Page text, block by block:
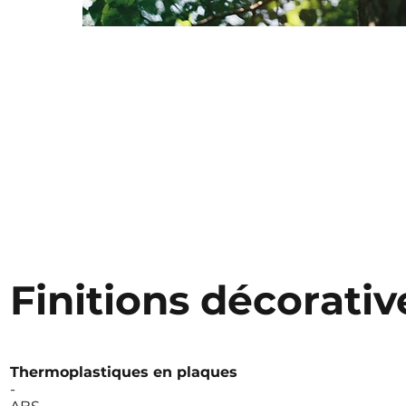
Finitions
Thermoplastiques en plaques
-